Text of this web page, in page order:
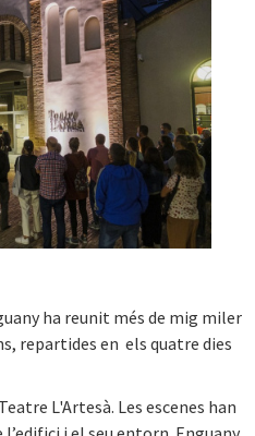
ha reunit més de mig miler
repartides en els quatre dies
L'Artesà. Les escenes han